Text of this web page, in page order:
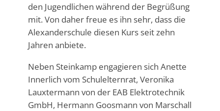
den Jugendlichen während der Begrüßung
mit. Von daher freue es ihn sehr, dass die
Alexanderschule diesen Kurs seit zehn
Jahren anbiete.
Neben Steinkamp engagieren sich Anette
Innerlich vom Schulelternrat, Veronika
Lauxtermann von der EAB Elektrotechnik
GmbH, Hermann Goosmann von Marschall